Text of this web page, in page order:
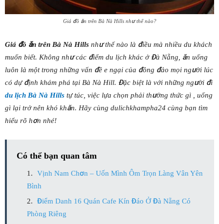
Giá đồ ăn trên Bà Nà Hills như thế nào?
Giá đồ ăn trên Bà Nà Hills như thế nào là điều mà nhiều du khách
muốn biết. Không như các điểm du lịch khác ở Đà Nẵng, ăn uống
luôn là một trong những vấn đề e ngại của đông đảo mọi người lúc
có dự định khám phá tại Bà Nà Hill. Đặc biệt là với những người đi
du lịch Bà Nà Hills tự túc, việc lựa chọn phải thưởng thức gì , uống
gì lại trở nên khó khăn. Hãy cùng dulichkhampha24 cùng bạn tìm
hiểu rõ hơn nhé!
Có thể bạn quan tâm
Vịnh Nam Chơn – Uốn Mình Ôm Trọn Làng Vân Yên
Bình
Điểm Danh 16 Quán Cafe Kín Đáo Ở Đà Nẵng Có
Phòng Riêng